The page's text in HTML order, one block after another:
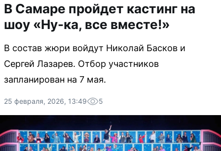
В Самаре пройдет кастинг на
шоу «Ну-ка, все вместе!»
В состав жюри войдут Николай Басков и
Сергей Лазарев. Отбор участников
запланирован на 7 мая.
25 февраля, 2026, 13:49 5